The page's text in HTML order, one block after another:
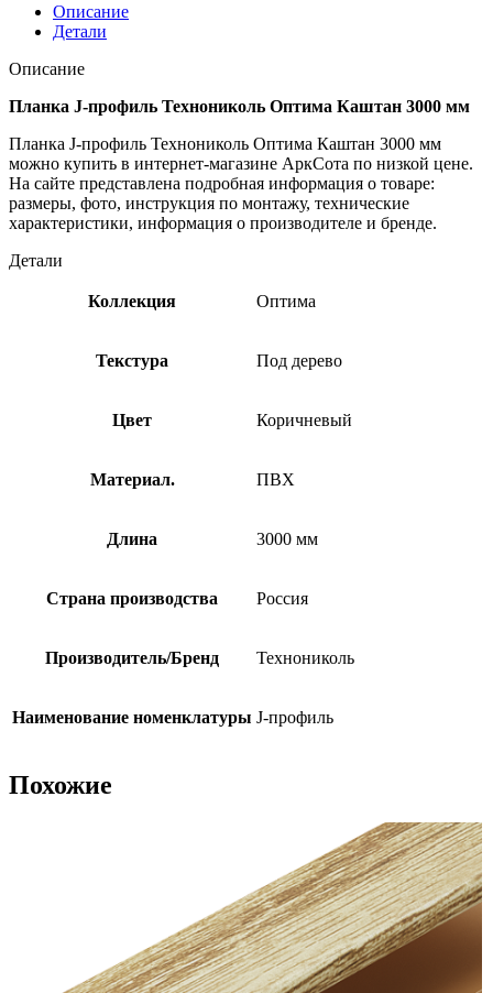
Описание
Детали
Описание
Планка J-профиль Технониколь Оптима Каштан 3000 мм
Планка J-профиль Технониколь Оптима Каштан 3000 мм
можно купить в интернет-магазине АркСота по низкой цене.
На сайте представлена подробная информация о товаре:
размеры, фото, инструкция по монтажу, технические
характеристики, информация о производителе и бренде.
Детали
Коллекция Оптима
Текстура Под дерево
Цвет Коричневый
Материал. ПВХ
Длина 3000 мм
Страна производства Россия
Производитель/Бренд Технониколь
Наименование номенклатуры J-профиль
Похожие